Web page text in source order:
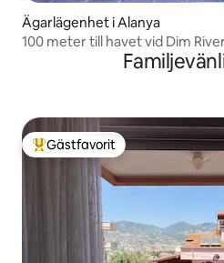
Ägarlägenhet i Alanya
100 meter till havet vid Dim
Populär gästfavorit
Gästfavorit